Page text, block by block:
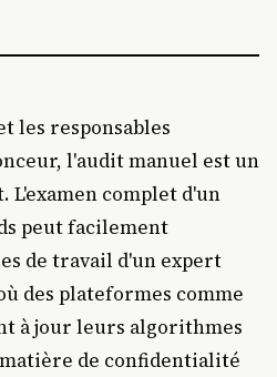
les responsables
l'audit manuel est un
complet d'un
peut facilement
de travail d'un expert
des plateformes comme
à jour leurs algorithmes
de confidentialité